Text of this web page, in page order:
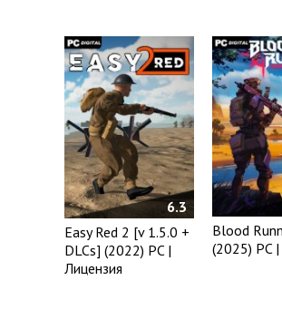
6.3
Easy Red 2 [v 1.5.0 +
DLCs] (2022) PC |
Лицензия
Blood
(2025) PC